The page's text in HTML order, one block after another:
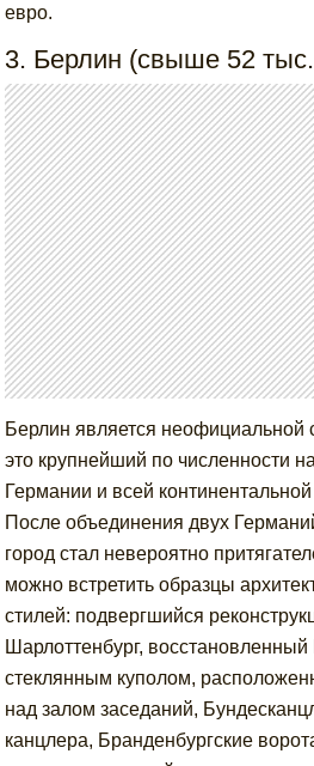
евро.
3. Берлин (свыше 52
Берлин является неофициальной
это крупнейший по численности
Германии и всей
После объединения двух
город стал невероятно
можно встретить образцы
стилей: подвергшийся
Шарлоттенбург, восстановленный
стеклянным куполом,
над залом заседаний,
канцлера, Бранденбургские